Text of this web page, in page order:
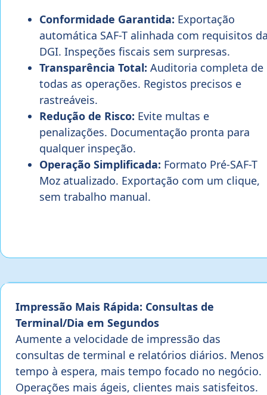
Conformidade Garantida: Exportação
automática SAF-T alinhada com requisitos
DGI. Inspeções fiscais sem surpresas.
Transparência Total: Auditoria completa de
todas as operações. Registos precisos e
rastreáveis.
Redução de Risco: Evite multas e
penalizações. Documentação pronta para
qualquer inspeção.
Operação Simplificada: Formato Pré-SAF-T
Moz atualizado. Exportação com um clique,
sem trabalho manual.
Impressão Mais Rápida: Consultas de
Terminal/Dia em Segundos
Aumente a velocidade de impressão das
consultas de terminal e relatórios diários. Menos
tempo à espera, mais tempo focado no negócio.
Operações mais ágeis, clientes mais satisfeitos.